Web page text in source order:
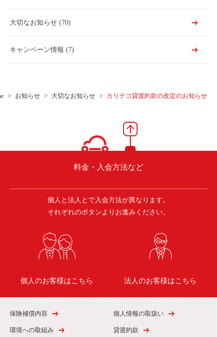
大切なお知らせ (70)
キャンペーン情報 (7)
お知らせ 大切なお知らせ カリテコ貸渡約款の改定のお知らせ
料金・入会方法など
個人と法人とで入会方法が異なります。
それぞれのボタンよりお進みください。
個人のお客様はこちら 法人のお客様はこちら
保険補償内容 個人情報の取扱い
環境への取組み 貸渡約款